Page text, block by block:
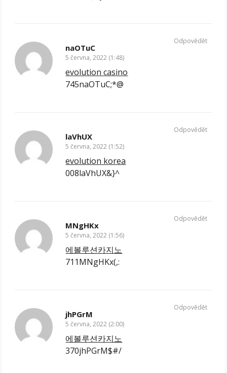
naOTuC
5 června, 2022 (1:48)
evolution casino
745naOTuC;*@
Odpovědět
laVhUX
5 června, 2022 (1:52)
evolution korea
008laVhUX&}^
Odpovědět
MNgHKx
5 června, 2022 (1:56)
에볼루션카지노
711MNgHKx(,:
Odpovědět
jhPGrM
5 června, 2022 (2:00)
에볼루션카지노
370jhPGrM$#/
Odpovědět